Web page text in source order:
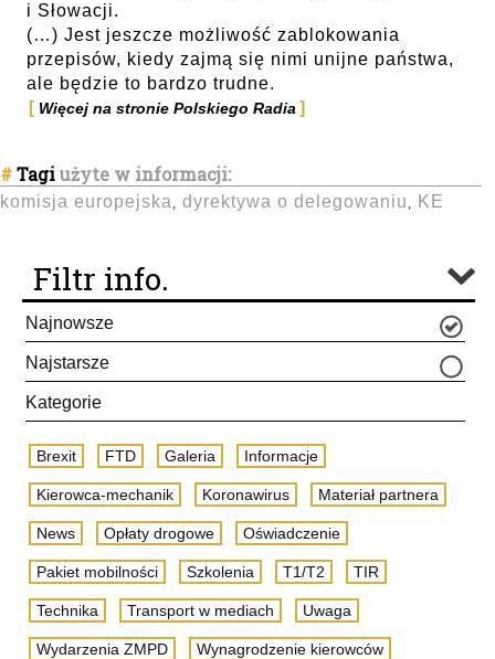
i Słowacji.
(…) Jest jeszcze możliwość zablokowania
przepisów, kiedy zajmą się nimi unijne państwa,
ale będzie to bardzo trudne.
Więcej na stronie Polskiego Radia
#Tagiużyte w informacji:
komisja europejska , dyrektywa o delegowaniu , KE
Filtr info.
Najnowsze
Najstarsze
Kategorie
Brexit FTD Galeria Informacje
Kierowca-mechanik Koronawirus Materiał partnera
News Opłaty drogowe Oświadczenie
Pakiet mobilności Szkolenia T1/T2 TIR
Technika Transport w mediach Uwaga
Wydarzenia ZMPD Wynagrodzenie kierowców